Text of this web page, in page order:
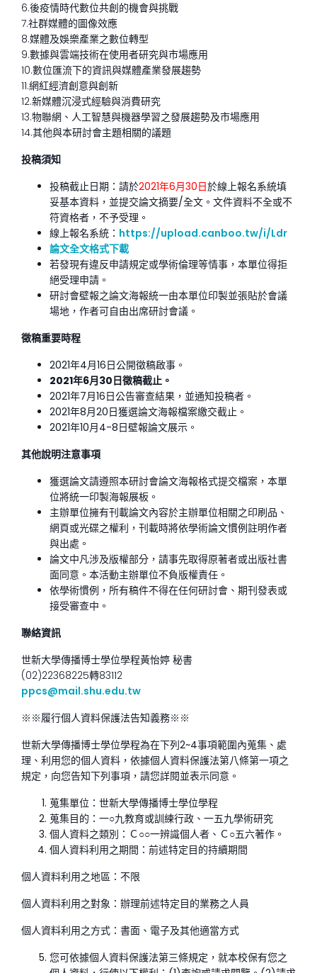
6.後疫情時代數位共創的機會與挑戰
7.社群媒體的圖像效應
8.媒體及娛樂產業之數位轉型
9.數據與雲端技術在使用者研究與市場應用
10.數位匯流下的資訊與媒體產業發展趨勢
11.網紅經濟創意與創新
12.新媒體沉浸式經驗與消費研究
13.物聯網、人工智慧與機器學習之發展趨勢及市場應用
14.其他與本研討會主題相關的議題
投稿須知
投稿截止日期：請於2021年6月30日於線上報名系統填
妥基本資料，並提交論文摘要/全文。文件資料不全或不
符資格者，不予受理。
線上報名系統： https://upload.canboo.tw/i/Ldr
論文全文格式下載
若發現有違反申請規定或學術倫理等情事，本單位得拒
絕受理申請。
研討會壁報之論文海報統一由本單位印製並張貼於會議
場地，作者可自由出席研討會議。
徵稿重要時程
2021年4月16日公開徵稿啟事。
2021年6月30日徵稿截止。
2021年7月16日公告審查結果，並通知投稿者。
2021年8月20日獲選論文海報檔案繳交截止。
2021年10月4-8日壁報論文展示。
其他說明注意事項
獲選論文請遵照本研討會論文海報格式提交檔案，本單
位將統一印製海報展板。
主辦單位擁有刊載論文內容於主辦單位相關之印刷品、
網頁或光碟之權利，刊載時將依學術論文慣例註明作者
與出處。
論文中凡涉及版權部分，請事先取得原著者或出版社書
面同意。本活動主辦單位不負版權責任。
依學術慣例，所有稿件不得在任何研討會、期刊發表或
接受審查中。
聯絡資訊
世新大學傳播博士學位學程黃怡婷 秘書
(02)22368225轉83112
ppcs@mail.shu.edu.tw
※※履行個人資料保護法告知義務※※
世新大學傳播博士學位學程為在下列2~4事項範圍內蒐集、處
理、利用您的個人資料，依據個人資料保護法第八條第一項之
規定，向您告知下列事項，請您詳閱並表示同意。
蒐集單位：世新大學傳播博士學位學程
蒐集目的：一○九教育或訓練行政、一五九學術研究
個人資料之類別：Ｃ○○一辨識個人者、Ｃ○五六著作。
個人資料利用之期間：前述特定目的持續期間
個人資料利用之地區：不限
個人資料利用之對象：辦理前述特定目的業務之人員
個人資料利用之方式：書面、電子及其他適當方式
您可依據個人資料保護法第三條規定，就本校保有您之